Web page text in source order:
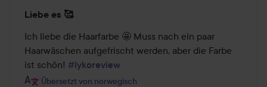
5
von
5
Liebe es 🥰
Ich liebe die Haarfarbe 🤩 Muss nach ein paar
Haarwäschen aufgefrischt werden, aber die Farbe
ist schön! #lykoreview
Übersetzt von norwegisch